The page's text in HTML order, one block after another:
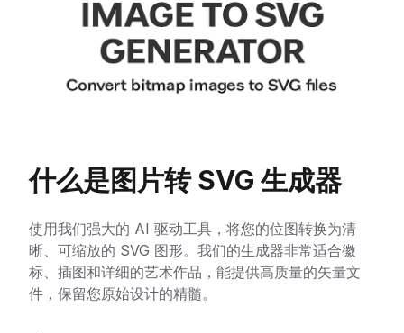
什么是图片转 SVG 生成器
使用我们强大的 AI 驱动工具，将您的位图转换为清
晰、可缩放的 SVG 图形。我们的生成器非常适合徽
标、插图和详细的艺术作品，能提供高质量的矢量文
件，保留您原始设计的精髓。